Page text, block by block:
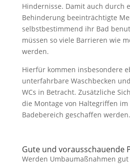
Hindernisse. Damit auch durch
Behinderung beeinträchtigte
selbstbestimmend ihr Bad
müssen so viele Barrieren wie
werden.
Hierfür kommen insbesondere
unterfahrbare Waschbecken
WCs in Betracht. Zusätzliche
die Montage von Haltegriffen im
Badebereich geschaffen werden.
Gute und vorausschauende
Werden Umbaumaßnahmen